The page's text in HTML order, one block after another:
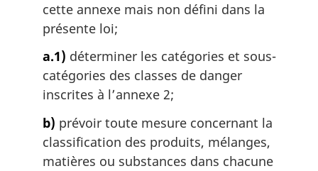
cette annexe mais non défini dans la
présente loi;
a.1) déterminer les catégories et sous-
catégories des classes de danger
inscrites à l’annexe 2;
b) prévoir toute mesure concernant la
classification des produits, mélanges,
matières ou substances dans chacune